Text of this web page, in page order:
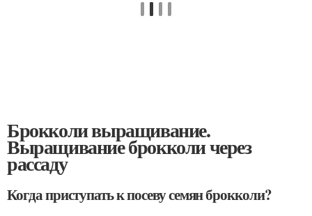
Брокколи выращивание.
Выращивание брокколи через
рассаду
Когда приступать к посеву семян брокколи?